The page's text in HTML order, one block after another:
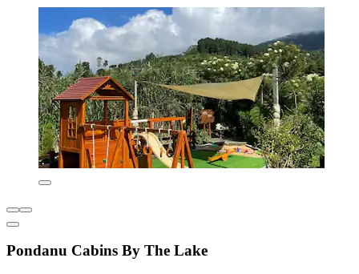
Pondanu Cabins By The Lake